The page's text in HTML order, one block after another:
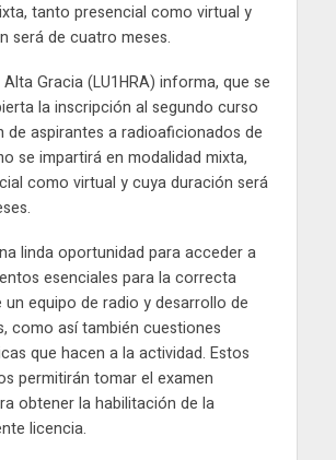
tanto presencial como virtual y
será de cuatro meses.
Alta Gracia (LU1HRA) informa, que se
la inscripción al segundo curso
de aspirantes a radioaficionados de
se impartirá en modalidad mixta,
como virtual y cuya duración será
linda oportunidad para acceder a
esenciales para la correcta
equipo de radio y desarrollo de
como así también cuestiones
que hacen a la actividad. Estos
permitirán tomar el examen
obtener la habilitación de la
licencia.